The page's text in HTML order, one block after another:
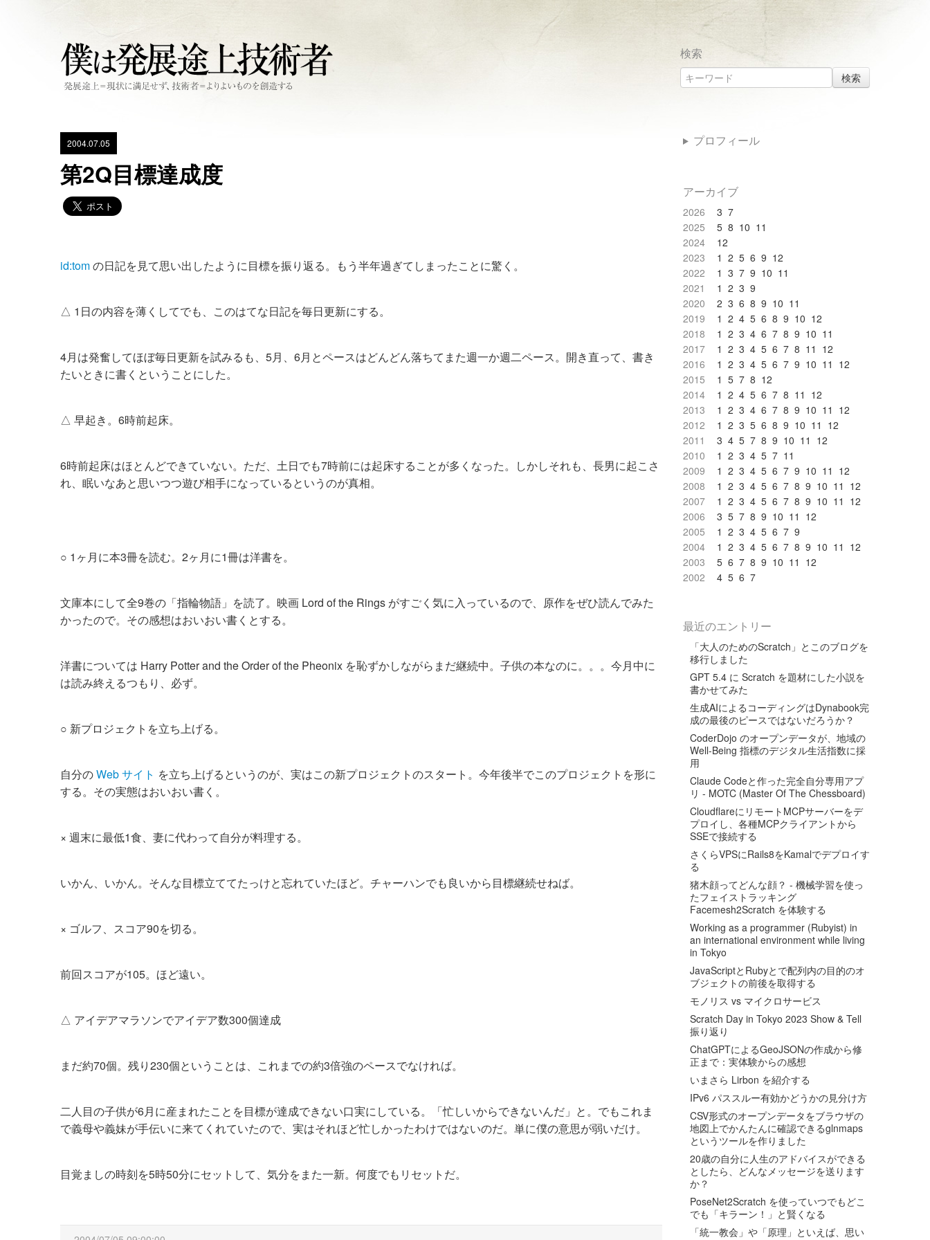
2004.07.05
第2Q目標達成度
id:tomの日記を見て思い出したように目標を振り返る。もう半年過ぎてしまったことに驚く。
△ 1日の内容を薄くしてでも、このはてな日記を毎日更新にする。
4月は発奮してほぼ毎日更新を試みるも、5月、6月とペースはどんどん落ちてまた週一か週二ペース。開き直って、書き
たいときに書くということにした。
△ 早起き。6時前起床。
6時前起床はほとんどできていない。ただ、土日でも7時前には起床することが多くなった。しかしそれも、長男に起こさ
れ、眠いなあと思いつつ遊び相手になっているというのが真相。
○ 1ヶ月に本3冊を読む。2ヶ月に1冊は洋書を。
文庫本にして全9巻の「指輪物語」を読了。映画 Lord of the Rings がすごく気に入っているので、原作をぜひ読んでみた
かったので。その感想はおいおい書くとする。
洋書については Harry Potter and the Order of the Pheonix を恥ずかしながらまだ継続中。子供の本なのに。。。今月中に
は読み終えるつもり、必ず。
○ 新プロジェクトを立ち上げる。
自分のWeb サイト を立ち上げるというのが、実はこの新プロジェクトのスタート。今年後半でこのプロジェクトを形に
する。その実態はおいおい書く。
× 週末に最低1食、妻に代わって自分が料理する。
いかん、いかん。そんな目標立ててたっけと忘れていたほど。チャーハンでも良いから目標継続せねば。
× ゴルフ、スコア90を切る。
前回スコアが105。ほど遠い。
△ アイデアマラソンでアイデア数300個達成
まだ約70個。残り230個ということは、これまでの約3倍強のペースでなければ。
二人目の子供が6月に産まれたことを目標が達成できない口実にしている。「忙しいからできないんだ」と。でもこれま
で義母や義妹が手伝いに来てくれていたので、実はそれほど忙しかったわけではないのだ。単に僕の意思が弱いだけ。
目覚ましの時刻を5時50分にセットして、気分をまた一新。何度でもリセットだ。
検索
検索
プロフィール
アーカイブ
2026 3 7
2025
5 8 10 11
2024
12
2023
1 2 5 6 9 12
2022
1 3 7 9 10 11
2021
1 2 3 9
2020
2 3 6 8 9 10 11
2019
1 2 4 5 6 8 9 10 12
2018
1 2 3 4 6 7 8 9 10 11
2017
1 2 3 4 5 6 7 8 11 12
2016
1 2 3 4 5 6 7 9 10 11 12
2015
1 5 7 8 12
2014
1 2 4 5 6 7 8 11 12
2013
1 2 3 4 6 7 8 9 10 11 12
2012
1 2 3 5 6 8 9 10 11 12
2011
3 4 5 7 8 9 10 11 12
2010
1 2 3 4 5 7 11
2009
1 2 3 4 5 6 7 9 10 11 12
2008
1 2 3 4 5 6 7 8 9 10 11 12
2007
1 2 3 4 5 6 7 8 9 10 11 12
2006
3 5 7 8 9 10 11 12
2005
1 2 3 4 5 6 7 9
2004
1 2 3 4 5 6 7 8 9 10 11 12
2003
5 6 7 8 9 10 11 12
2002
4 5 6 7
最近のエントリー
「大人のためのScratch」とこのブログを
移行しました
GPT 5.4 に Scratch を題材にした小説を
書かせてみた
生成AIによるコーディングはDynabook完
成の最後のピースではないだろうか？
CoderDojo のオープンデータが、地域の
Well-Being 指標のデジタル生活指数に採
用
Claude Codeと作った完全自分専用アプ
リ - MOTC (Master Of The Chessboard)
CloudflareにリモートMCPサーバーをデ
プロイし、各種MCPクライアントから
SSEで接続する
さくらVPSにRails8をKamalでデプロイす
る
猪木顔ってどんな顔？ - 機械学習を使っ
たフェイストラッキング
Facemesh2Scratch を体験する
Working as a programmer (Rubyist) in
an international environment while living
in Tokyo
JavaScriptとRubyとで配列内の目的のオ
ブジェクトの前後を取得する
モノリス vs マイクロサービス
Scratch Day in Tokyo 2023 Show & Tell
振り返り
ChatGPTによるGeoJSONの作成から修
正まで：実体験からの感想
いまさら Lirbon を紹介する
IPv6 パススルー有効かどうかの見分け方
CSV形式のオープンデータをブラウザの
地図上でかんたんに確認できるglnmaps
というツールを作りました
20歳の自分に人生のアドバイスができる
としたら、どんなメッセージを送ります
か？
PoseNet2Scratch を使っていつでもどこ
でも「キラーン！」と賢くなる
「統一教会」や「原理」といえば、思い